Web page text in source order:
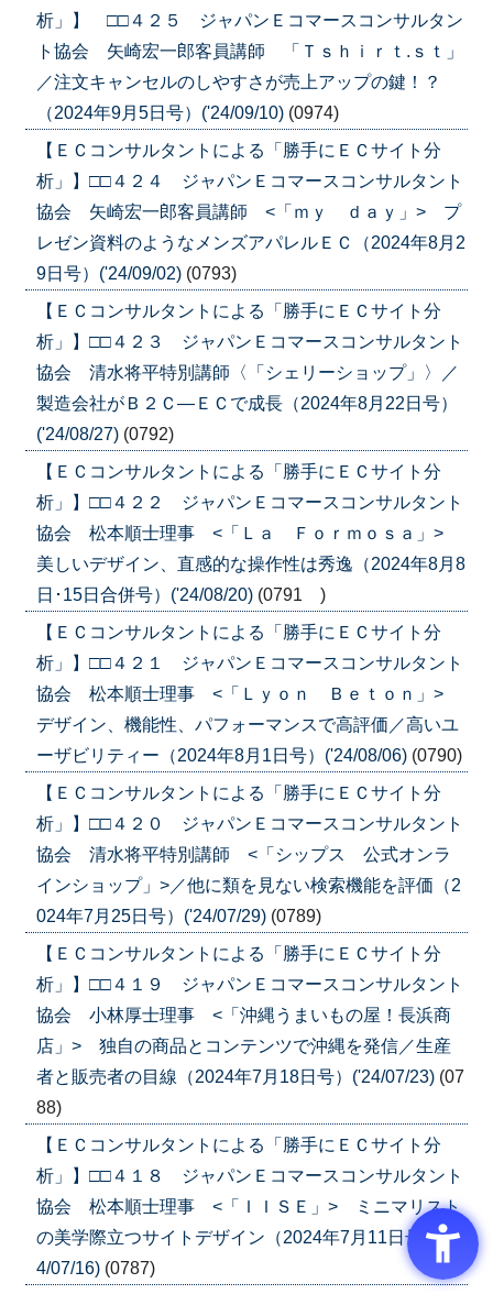
析」】 □□４２５ ジャパンＥコマースコンサルタン
ト協会 矢崎宏一郎客員講師 「Ｔｓｈｉｒｔ.ｓｔ」
／注文キャンセルのしやすさが売上アップの鍵！？
（2024年9月5日号）('24/09/10) (0974)
【ＥＣコンサルタントによる「勝手にＥＣサイト分
析」】□□４２４ ジャパンＥコマースコンサルタント
協会 矢崎宏一郎客員講師 <「ｍｙ ｄａｙ」> プ
レゼン資料のようなメンズアパレルＥＣ（2024年8月2
9日号）('24/09/02) (0793)
【ＥＣコンサルタントによる「勝手にＥＣサイト分
析」】□□４２３ ジャパンＥコマースコンサルタント
協会 清水将平特別講師〈「シェリーショップ」〉／
製造会社がＢ２Ｃ―ＥＣで成長（2024年8月22日号）
('24/08/27) (0792)
【ＥＣコンサルタントによる「勝手にＥＣサイト分
析」】□□４２２ ジャパンＥコマースコンサルタント
協会 松本順士理事 <「Ｌａ Ｆｏｒｍｏｓａ」>
美しいデザイン、直感的な操作性は秀逸（2024年8月8
日･15日合併号）('24/08/20) (0791 )
【ＥＣコンサルタントによる「勝手にＥＣサイト分
析」】□□４２１ ジャパンＥコマースコンサルタント
協会 松本順士理事 <「Ｌｙｏｎ Ｂｅｔｏｎ」>
デザイン、機能性、パフォーマンスで高評価／高いユ
ーザビリティー（2024年8月1日号）('24/08/06) (0790)
【ＥＣコンサルタントによる「勝手にＥＣサイト分
析」】□□４２０ ジャパンＥコマースコンサルタント
協会 清水将平特別講師 <「シップス 公式オンラ
インショップ」>／他に類を見ない検索機能を評価（2
024年7月25日号）('24/07/29) (0789)
【ＥＣコンサルタントによる「勝手にＥＣサイト分
析」】□□４１９ ジャパンＥコマースコンサルタント
協会 小林厚士理事 <「沖縄うまいもの屋！長浜商
店」> 独自の商品とコンテンツで沖縄を発信／生産
者と販売者の目線（2024年7月18日号）('24/07/23) (07
88)
【ＥＣコンサルタントによる「勝手にＥＣサイト分
析」】□□４１８ ジャパンＥコマースコンサルタント
協会 松本順士理事 <「ＩＩＳＥ」> ミニマリスト
の美学際立つサイトデザイン（2024年7月11日号）('2
4/07/16) (0787)